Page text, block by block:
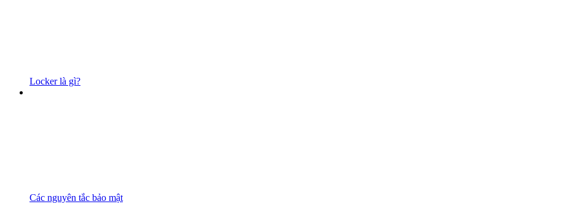
Locker là gì?
Các nguyên tắc bảo mật